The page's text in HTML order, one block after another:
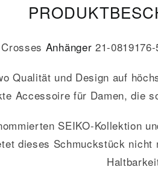
Anhänger 21-
Qualität und Design auf
Accessoire für Damen, die
SEIKO-Kollektion
dieses Schmuckstück